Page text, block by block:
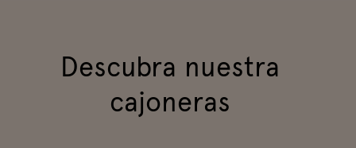
Descubra nuestra
cajoneras